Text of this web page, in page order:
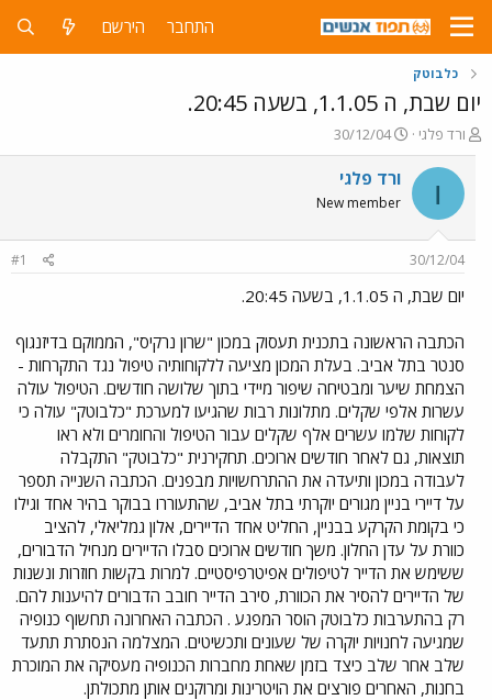
התחבר הירשם
כלבוטק
יום שבת, ה 1.1.05, בשעה 20:45.
פ
ו
ת
ח
ה
ש
א
ורד פלגי
פ
ו
ר
ם
ר
30/12/04
ו ורד פלגי
New member
30/12/04
#1
יום שבת, ה 1.1.05, בשעה 20:45.
הכתבה הראשונה בתכנית תעסוק במכון "שרון נרקיס", הממוקם בדיזנגוף
סנטר בתל אביב. בעלת המכון מציעה ללקוחותיה טיפול נגד התקרחות -
הצמחת שיער ומבטיחה שיפור מיידי בתוך שלושה חודשים. הטיפול עולה
עשרות אלפי שקלים. מתלונות רבות שהגיעו למערכת "כלבוטק" עולה כי
לקוחות שלמו עשרים אלף שקלים עבור הטיפול והחומרים ולא ראו
תוצאות, גם לאחר חודשים ארוכים. תחקירנית "כלבוטק" התקבלה
לעבודה במכון ותיעדה את ההתרחשויות מבפנים. הכתבה השנייה תספר
על דיירי בניין מגורים יוקרתי בתל אביב, שהתעוררו בבוקר בהיר אחד וגילו
כי בקומת הקרקע בבניין, החליט אחד הדיירים, אלון גמליאלי, להציב
כוורת על עדן החלון. משך חודשים ארוכים סבלו הדיירים מנחיל הדבורים,
ששימש את הדייר לטיפולים אפיטרפיסטיים. למרות בקשות חוזרות ונשנות
של הדיירים להסיר את הכוורת, סירב הדייר חובב הדבורים להיענות להם.
רק בהתערבות כלבוטק הוסר המפגע . הכתבה האחרונה תחשוף כנופיה
שמגיעה לחנויות יוקרה של שעונים ותכשיטים. המצלמה הנסתרת תתעד
שלב אחר שלב כיצד בזמן שאחת מחברות הכנופיה מעסיקה את המוכרת
בחנות, האחרים פורצים את הויטרינות ומרוקנים אותן מתכולתן.